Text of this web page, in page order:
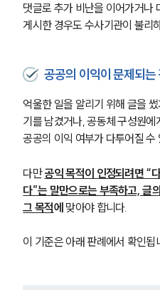
댓글로 추가 비난을 이어가거나
게시한 경우도 수사기관이 불리
공공의 이익이 문제되는
억울한 일을 알리기 위해 글을
기를 남겼거나, 공동체 구성원
공공의 이익 여부가 다투어질 수
다만 공익 목적이 인정되려면 “
다”는 말만으로는 부족하고, 글
그 목적에 맞아야 합니다.
이 기준은 아래 판례에서 확인됩